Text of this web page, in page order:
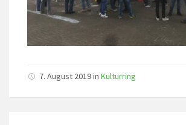
7. August 2019 in Kulturring